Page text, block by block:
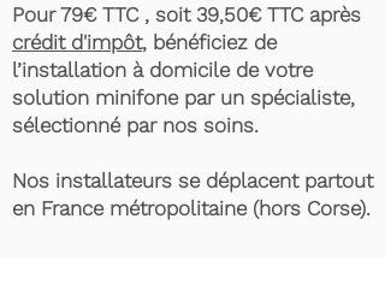
Pour 79€ TTC , soit 39,50€ TTC après
crédit d'impôt, bénéficiez de
l’installation à domicile de votre
solution minifone par un spécialiste,
sélectionné par nos soins.
Nos installateurs se déplacent partout
en France métropolitaine (hors Corse).